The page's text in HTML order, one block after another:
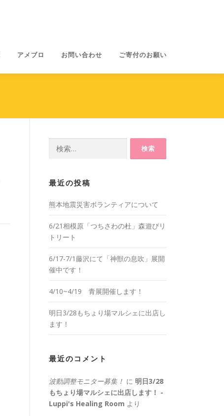
アメブロ お問い合わせ ご寄付のお願い
最近の投稿
熊本地震災害ボランティアについて
6/21相模原「つちさわの杜」森遊びリ
トリート
6/17-7/1藤沢にて「神獣の息吹」展開
催中です！
4/10~4/19 青展開催します！
明日3/28もちょり場マルシェに出店し
ます！
最近のコメント
波動調整モニター募集！ に 明日3/28
もちょり場マルシェに出店します！ -
Luppi's Healing Room より